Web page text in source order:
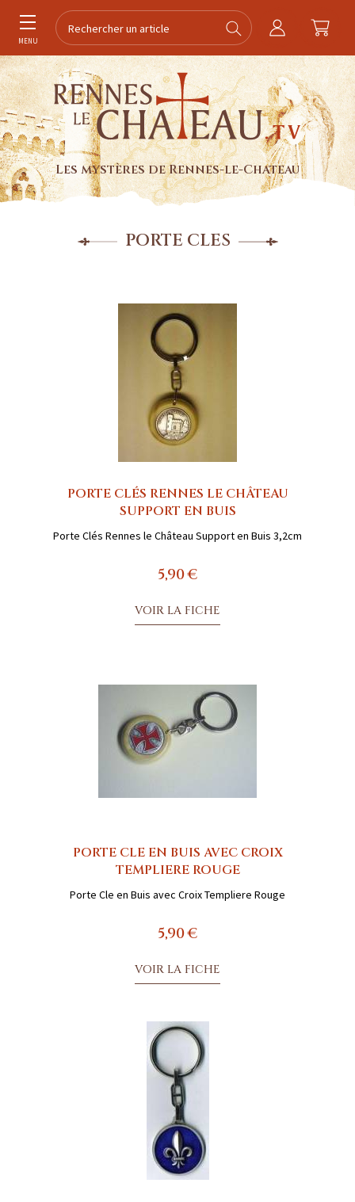
MENU
Les mystères de Rennes-le-Chateau
PORTE CLES
PORTE CLÉS RENNES LE CHÂTEAU
SUPPORT EN BUIS
Porte Clés Rennes le Château Support en Buis 3,2cm
5,90 €
VOIR LA FICHE
PORTE CLE EN BUIS AVEC CROIX
TEMPLIERE ROUGE
Porte Cle en Buis avec Croix Templiere Rouge
5,90 €
VOIR LA FICHE